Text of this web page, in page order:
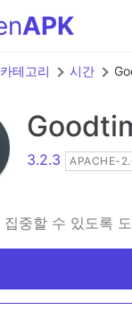
APK
카테고리 시간
3.2.3 APACHE-
중할 수 있도록